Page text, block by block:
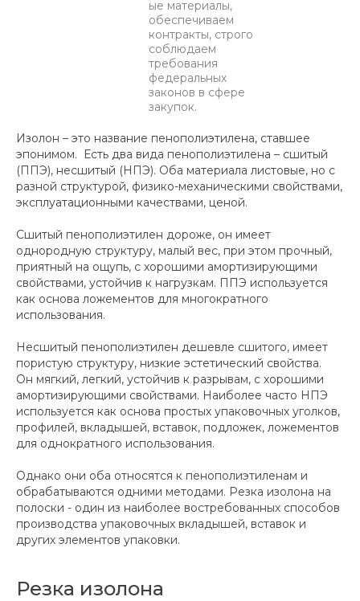
ые материалы,
обеспечиваем
контракты, строго
соблюдаем
требования
федеральных
законов в сфере
закупок.
Изолон – это название пенополиэтилена, ставшее
эпонимом. Есть два вида пенополиэтилена – сшитый
(ППЭ), несшитый (НПЭ). Оба материала листовые, но с
разной структурой, физико-механическими свойствами,
эксплуатационными качествами, ценой.
Сшитый пенополиэтилен дороже, он имеет
однородную структуру, малый вес, при этом прочный,
приятный на ощупь, с хорошими амортизирующими
свойствами, устойчив к нагрузкам. ППЭ используется
как основа ложементов для многократного
использования.
Несшитый пенополиэтилен дешевле сшитого, имеет
пористую структуру, низкие эстетический свойства.
Он мягкий, легкий, устойчив к разрывам, с хорошими
амортизирующими свойствами. Наиболее часто НПЭ
используется как основа простых упаковочных уголков,
профилей, вкладышей, вставок, подложек, ложементов
для однократного использования.
Однако они оба относятся к пенополиэтиленам и
обрабатываются одними методами. Резка изолона на
полоски - один из наиболее востребованных способов
производства упаковочных вкладышей, вставок и
других элементов упаковки.
Резка изолона